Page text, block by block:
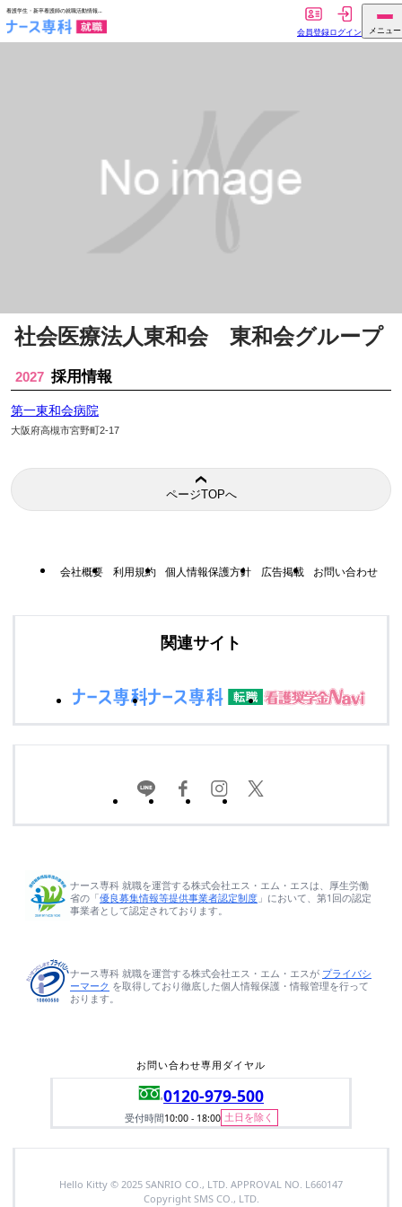
社会医療法人東和会 東和会グループ
2027 採用情報
第一東和会病院
大阪府高槻市宮野町2-17
ページTOPへ